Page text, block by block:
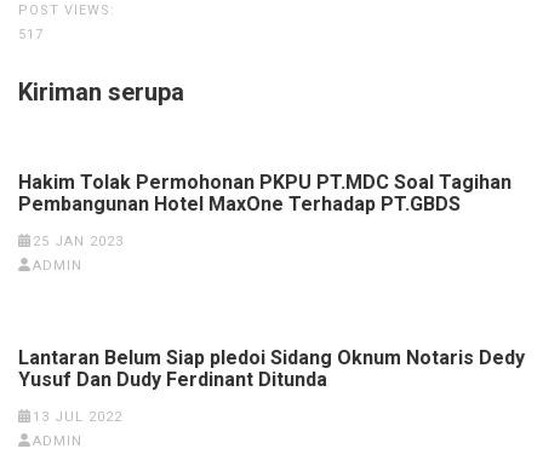
POST VIEWS:
517
Kiriman serupa
Hakim Tolak Permohonan PKPU PT.MDC Soal Tagihan
Pembangunan Hotel MaxOne Terhadap PT.GBDS
25 JAN 2023
ADMIN
Lantaran Belum Siap pledoi Sidang Oknum Notaris Dedy
Yusuf Dan Dudy Ferdinant Ditunda
13 JUL 2022
ADMIN